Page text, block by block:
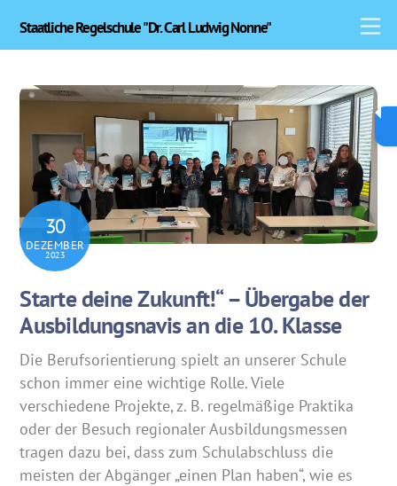
Staatliche Regelschule "Dr. Carl Ludwig Nonne"
30
DEZEMBER
2023
Starte deine Zukunft!“ – Übergabe der
Ausbildungsnavis an die 10. Klasse
Die Berufsorientierung spielt an unserer Schule
schon immer eine wichtige Rolle. Viele
verschiedene Projekte, z. B. regelmäßige Praktika
oder der Besuch regionaler Ausbildungsmessen
tragen dazu bei, dass zum Schulabschluss die
meisten der Abgänger „einen Plan haben“, wie es